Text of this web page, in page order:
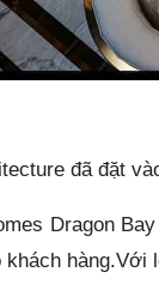
đã đặt
Dragon
khách